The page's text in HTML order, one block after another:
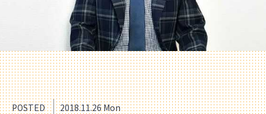
POSTED 2018.11.26 Mon